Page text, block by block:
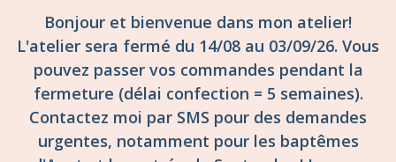
Bonjour et bienvenue dans mon atelier!
L'atelier sera fermé du 14/08 au 03/09/26. Vous
pouvez passer vos commandes pendant la
fermeture (délai confection = 5 semaines).
Contactez moi par SMS pour des demandes
urgentes, notamment pour les baptêmes